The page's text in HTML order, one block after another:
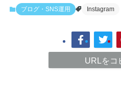
ブログ・SNS運用 Instagram
URLをコ